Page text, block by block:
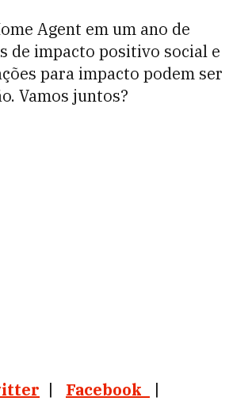
Agent em um ano de
de impacto positivo social e
para impacto podem ser
Vamos juntos?
| Facebook
|